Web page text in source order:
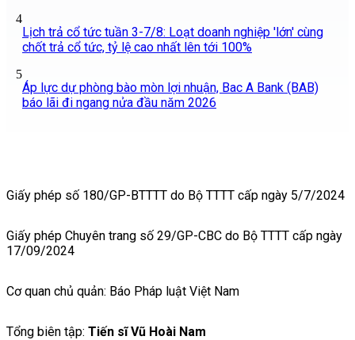
4
Lịch trả cổ tức tuần 3-7/8: Loạt doanh nghiệp 'lớn' cùng
chốt trả cổ tức, tỷ lệ cao nhất lên tới 100%
5
Áp lực dự phòng bào mòn lợi nhuận, Bac A Bank (BAB)
báo lãi đi ngang nửa đầu năm 2026
Giấy phép số 180/GP-BTTTT do Bộ TTTT cấp ngày 5/7/2024
Giấy phép Chuyên trang số 29/GP-CBC do Bộ TTTT cấp ngày
17/09/2024
Cơ quan chủ quản: Báo Pháp luật Việt Nam
Tổng biên tập: Tiến sĩ Vũ Hoài Nam